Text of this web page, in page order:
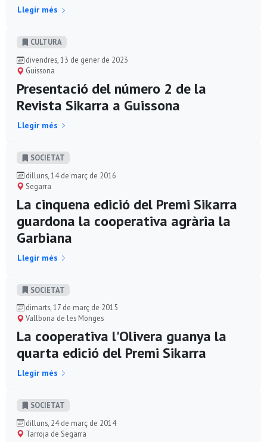
Llegir més
CULTURA
divendres, 13 de gener de 2023
Guissona
Presentació del número 2 de la
Revista Sikarra a Guissona
Llegir més
SOCIETAT
dilluns, 14 de març de 2016
Segarra
La cinquena edició del Premi Sikarra
guardona la cooperativa agrària la
Garbiana
Llegir més
SOCIETAT
dimarts, 17 de març de 2015
Vallbona de les Monges
La cooperativa l'Olivera guanya la
quarta edició del Premi Sikarra
Llegir més
SOCIETAT
dilluns, 24 de març de 2014
Tarroja de Segarra